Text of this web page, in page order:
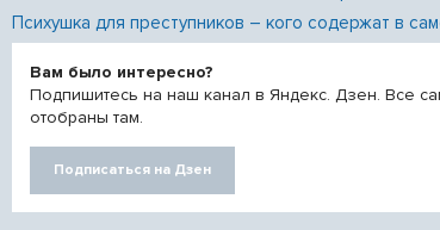
Психушка для преступников – кого содержат в
Вам было интересно?
Подпишитесь на наш канал в Яндекс. Дзен. Все
отобраны там.
Подписаться на Дзен